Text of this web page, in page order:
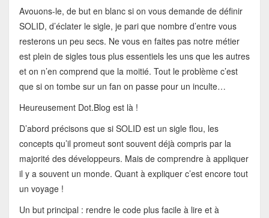
Avouons-le, de but en blanc si on vous demande de définir
SOLID, d’éclater le sigle, je pari que nombre d’entre vous
resterons un peu secs. Ne vous en faites pas notre métier
est plein de sigles tous plus essentiels les uns que les autres
et on n’en comprend que la moitié. Tout le problème c’est
que si on tombe sur un fan on passe pour un inculte…
Heureusement Dot.Blog est là !
D’abord précisons que si SOLID est un sigle flou, les
concepts qu’il promeut sont souvent déjà compris par la
majorité des développeurs. Mais de comprendre à appliquer
il y a souvent un monde. Quant à expliquer c’est encore tout
un voyage !
Un but principal : rendre le code plus facile à lire et à